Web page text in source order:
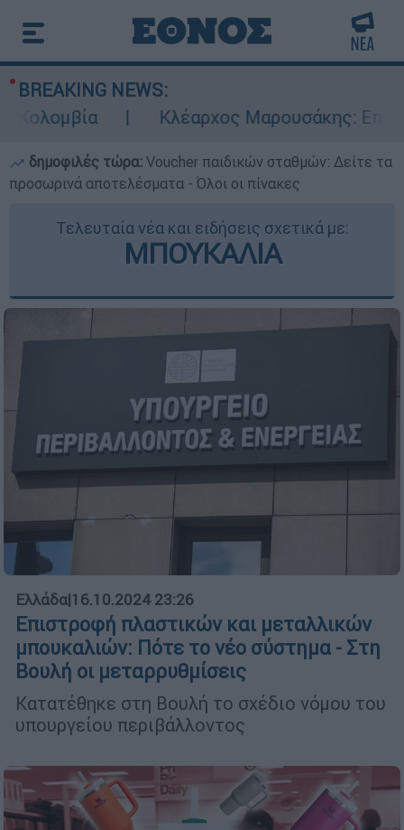
BREAKING NEWS:
Κλέαρχος Μαρουσάκης:
δημοφιλές τώρα: Voucher παιδικών σταθμών: Δείτε τα
προσωρινά αποτελέσματα - Όλοι οι πίνακες
Τελευταία νέα και ειδήσεις σχετικά με:
ΜΠΟΥΚΑΛΙΑ
Ελλάδα|16.10.2024 23:26
Επιστροφή πλαστικών και μεταλλικών
μπουκαλιών: Πότε το νέο σύστημα - Στη
Βουλή οι μεταρρυθμίσεις
Κατατέθηκε στη Βουλή το σχέδιο νόμου του
υπουργείου περιβάλλοντος